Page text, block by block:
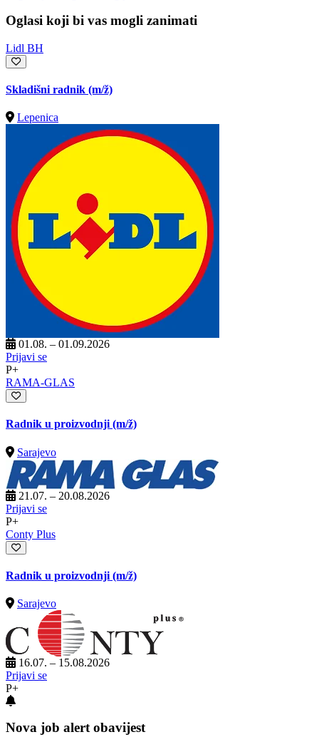
Oglasi koji bi vas mogli zanimati
Lidl BH
Skladišni radnik (m/ž)
Lepenica
01.08. – 01.09.2026
Prijavi se
P+
RAMA-GLAS
Radnik u proizvodnji(m/ž)
Sarajevo
21.07. – 20.08.2026
Prijavi se
P+
Conty Plus
Radnik u proizvodnji (m/ž)
Sarajevo
16.07. – 15.08.2026
Prijavi se
P+
Nova job alert obavijest